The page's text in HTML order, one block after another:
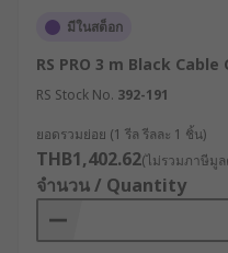
มีในสต็อก
RS PRO 3 m Black
RS Stock No. 392-191
ยอดรวมย่อย (1 รีล รีลละ 1 ชิ้น)
THB1,402.62(ไม่รวมภาษีมูล
จำนวน / Quantity